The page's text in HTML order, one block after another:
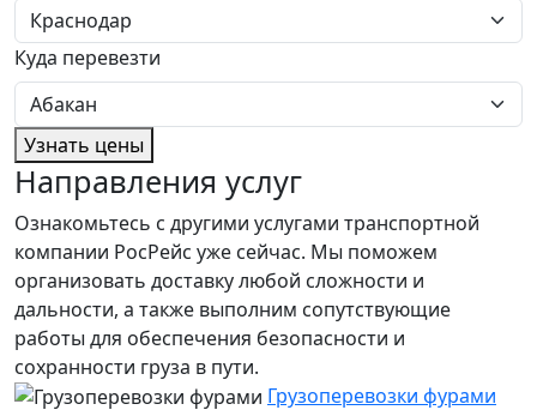
Куда перевезти
Узнать цены
Направления услуг
Ознакомьтесь с другими услугами транспортной
компании РосРейс уже сейчас. Мы поможем
организовать доставку любой сложности и
дальности, а также выполним сопутствующие
работы для обеспечения безопасности и
сохранности груза в пути.
Грузоперевозки фурами